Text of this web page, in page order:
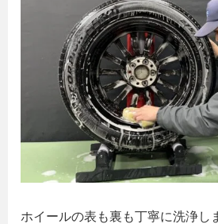
ホイールの表も裏も丁寧に洗浄し